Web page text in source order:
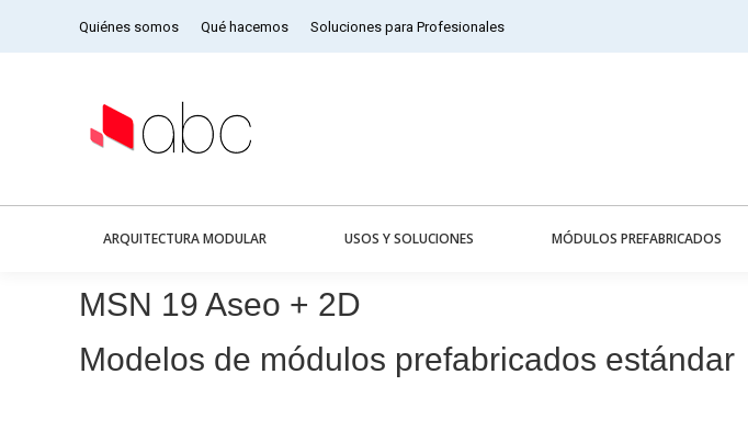
Quiénes somos Qué hacemos Soluciones para Profesionales
ARQUITECTURA MODULAR USOS Y SOLUCIONES MÓDULOS PREFABRICADOS
MSN 19 Aseo + 2D
Modelos de módulos prefabricados estándar